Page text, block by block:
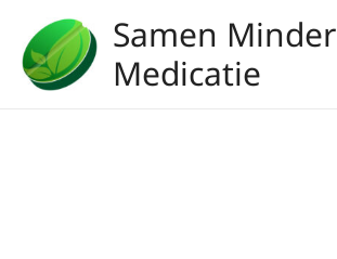
naar
inhoud
Samen Minder
Medicatie